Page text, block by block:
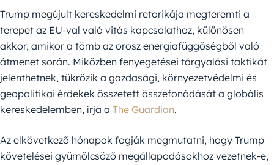
Trump megújult kereskedelmi retorikája megteremti a
terepet az EU-val való vitás kapcsolathoz, különösen
akkor, amikor a tömb az orosz energiafüggőségből való
átmenet során. Miközben fenyegetései tárgyalási taktikát
jelenthetnek, tükrözik a gazdasági, környezetvédelmi és
geopolitikai érdekek összetett összefonódását a globális
kereskedelemben, írja a The Guardian.
Az elkövetkező hónapok fogják megmutatni, hogy Trump
követelései gyümölcsöző megállapodásokhoz vezetnek-e,